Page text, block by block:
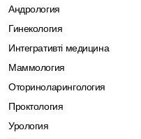
Андрология
Гинекология
Интегративті медицина
Маммология
Оториноларингология
Проктология
Урология